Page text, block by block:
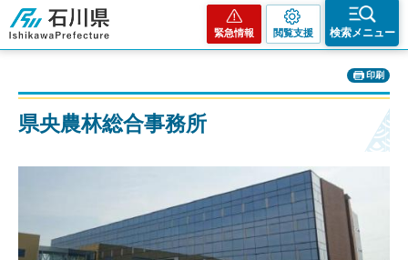
石川県
緊急情報 閲覧支援 検索メニュー
印刷
県央農林総合事務所